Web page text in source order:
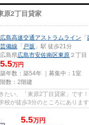
原2丁目貸家
広島高速交通アストラムライン 「
芸備線 「 戸坂 」駅 徒歩21分
広島県広島市安佐南区東原 ２丁目
5.5万円
築年数：築54年 ｜募集中： 1室
階数：2階建
たい、「東原2丁目貸家」です
校が徒歩3分のところにありま
5.5万円